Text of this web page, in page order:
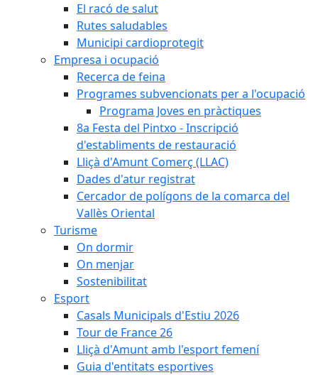
El racó de salut
Rutes saludables
Municipi cardioprotegit
Empresa i ocupació
Recerca de feina
Programes subvencionats per a l'ocupació
Programa Joves en pràctiques
8a Festa del Pintxo - Inscripció
d'establiments de restauració
Lliçà d'Amunt Comerç (LLAC)
Dades d'atur registrat
Cercador de polígons de la comarca del
Vallès Oriental
Turisme
On dormir
On menjar
Sostenibilitat
Esport
Casals Municipals d'Estiu 2026
Tour de France 26
Lliçà d'Amunt amb l'esport femení
Guia d'entitats esportives